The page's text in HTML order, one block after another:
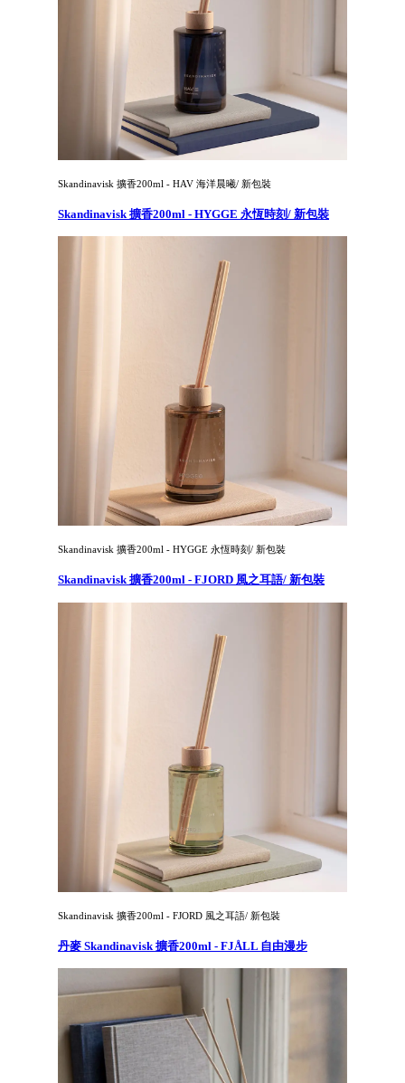
Skandinavisk 擴香200ml - HAV 海洋晨曦/ 新包裝
Skandinavisk 擴香200ml - HYGGE 永恆時刻/ 新包裝
Skandinavisk 擴香200ml - HYGGE 永恆時刻/ 新包裝
Skandinavisk 擴香200ml - FJORD 風之耳語/ 新包裝
Skandinavisk 擴香200ml - FJORD 風之耳語/ 新包裝
丹麥 Skandinavisk 擴香200ml - FJÅLL 自由漫步